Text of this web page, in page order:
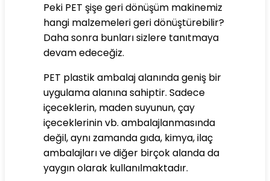
Peki PET şişe geri dönüşüm makinemiz
hangi malzemeleri geri dönüştürebilir?
Daha sonra bunları sizlere tanıtmaya
devam edeceğiz.
PET plastik ambalaj alanında geniş bir
uygulama alanına sahiptir. Sadece
içeceklerin, maden suyunun, çay
içeceklerinin vb. ambalajlanmasında
değil, aynı zamanda gıda, kimya, ilaç
ambalajları ve diğer birçok alanda da
yaygın olarak kullanılmaktadır.